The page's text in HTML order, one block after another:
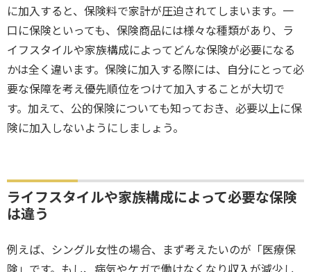
に加入すると、保険料で家計が圧迫されてしまいます。一
口に保険といっても、保険商品には様々な種類があり、ラ
イフスタイルや家族構成によってどんな保険が必要になる
かは全く違います。保険に加入する際には、自分にとって必
要な保障を考え優先順位をつけて加入することが大切で
す。加えて、公的保険についても知っておき、必要以上に保
険に加入しないようにしましょう。
ライフスタイルや家族構成によって必要な保険
は違う
例えば、シングル女性の場合、まず考えたいのが「医療保
険」です。もし、病気やケガで働けなくなり収入が減少し